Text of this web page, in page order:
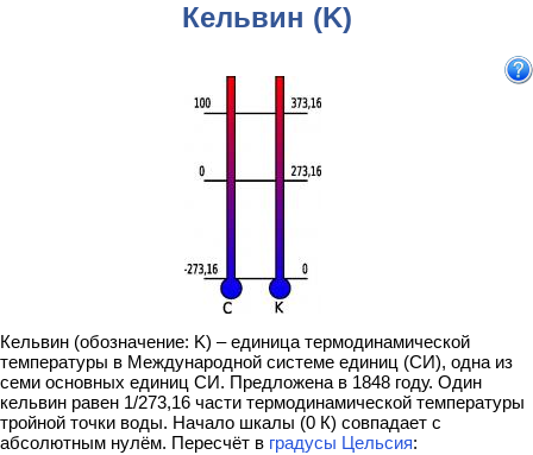
Кельвин (K)
Кельвин (обозначение: K) – единица термодинамической
температуры в Международной системе единиц (СИ), одна из
семи основных единиц СИ. Предложена в 1848 году. Один
кельвин равен 1/273,16 части термодинамической температуры
тройной точки воды. Начало шкалы (0 К) совпадает с
абсолютным нулём. Пересчёт в градусы Цельсия: